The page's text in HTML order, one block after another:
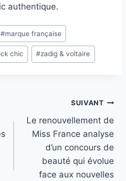
authentique.
#marque française
chic #zadig & voltaire
SUIVANT
Le renouvellement de
Miss France analyse
d’un concours de
beauté qui évolue
face aux nouvelles